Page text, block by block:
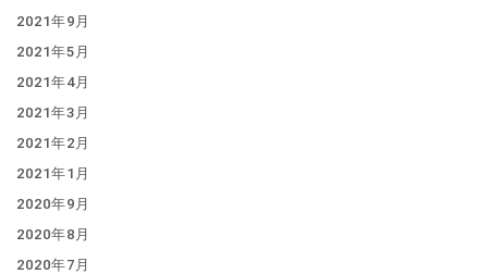
2021年9月
2021年5月
2021年4月
2021年3月
2021年2月
2021年1月
2020年9月
2020年8月
2020年7月